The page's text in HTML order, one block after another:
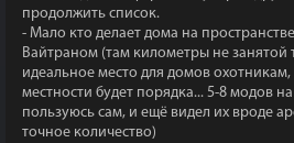
продолжить список.
- Мало кто делает дома на
Вайтраном (там километры не
идеальное место для домов
местности будет порядка... 5-8 модов
пользуюсь сам, и ещё видел их вроде
точное количество)